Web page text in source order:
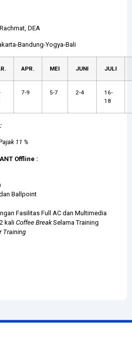
DEA
Bandung-Yogya-Bali
APR. MEI JUNI JULI
7-9 5-7 2-4
16-
18
11 %
Offline :
Ballpoint
Fasilitas Full AC dan Multimedia
kali Coffee BreakSelama Training
Training